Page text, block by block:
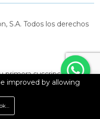
S.A. Todos los derechos
primera suscripción
improved by allowing